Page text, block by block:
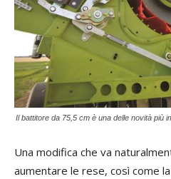
Il battitore da 75,5 cm è una delle novità più
Una modifica che va
aumentare le rese, così come